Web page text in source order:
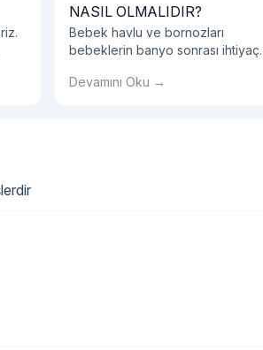
NASIL OLMALIDIR?
Bebek havlu ve bornozları
bebeklerin banyo sonrası ihtiyaç
Devamını Oku →